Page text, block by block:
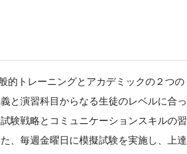
的トレーニングとアカデミックの２つの
と演習科目からなる生徒のレベルに合っ
験戦略とコミュニケーションスキルの習
、毎週金曜日に模擬試験を実施し、上達